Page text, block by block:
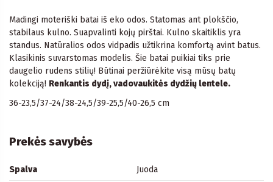
Madingi moteriški batai iš eko odos. Statomas ant plokščio,
stabilaus kulno. Suapvalinti kojų pirštai. Kulno skaitiklis yra
standus. Natūralios odos vidpadis užtikrina komfortą avint batus.
Klasikinis suvarstomas modelis. Šie batai puikiai tiks prie
daugelio rudens stilių! Būtinai peržiūrėkite visą mūsų batų
kolekciją! Renkantis dydį, vadovaukitės dydžių lentele.
36-23,5/37-24/38-24,5/39-25,5/40-26,5 cm
Prekės savybės
Spalva Juoda